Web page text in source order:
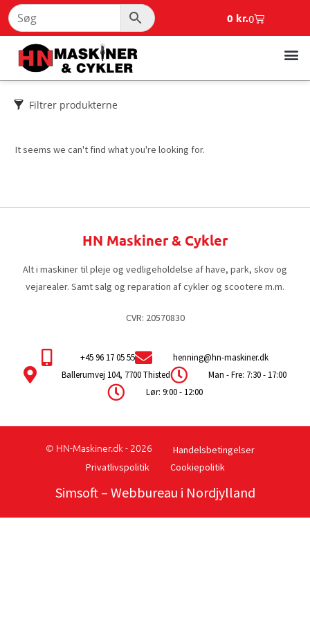
0 kr.0
Filtrer produkterne
It seems we can't find what you're looking for.
HN Maskiner & Cykler
Alt i maskiner til pleje og vedligeholdelse af have, park, skov og
vejarealer. Samt salg og reparation af cykler og scootere m.m.
CVR: 20570830
+45 96 17 05 55
henning@hn-maskiner.dk
Ballerumvej 104, 7700 Thisted
Man - Fre: 7:30 - 17:00
Lør: 9:00 - 12:00
© HN-Maskiner.dk - 2026
Handelsbetingelser
Privatlivspolitik
Cookiepolitik
Simsoft– Webbureau i Nordjylland